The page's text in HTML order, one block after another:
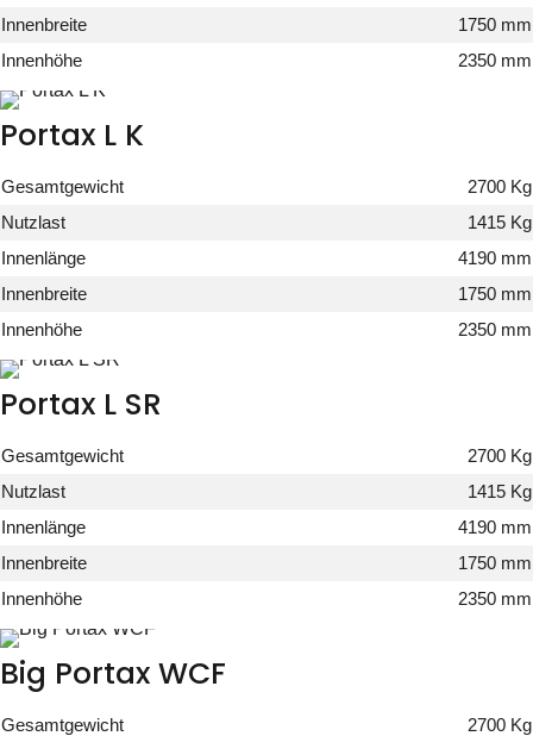
Innenbreite
1750 mm
Innenhöhe
2350 mm
Portax L K
Gesamtgewicht
2700 Kg
Nutzlast
1415 Kg
Innenlänge
4190 mm
Innenbreite
1750 mm
Innenhöhe
2350 mm
Portax L SR
Gesamtgewicht
2700 Kg
Nutzlast
1415 Kg
Innenlänge
4190 mm
Innenbreite
1750 mm
Innenhöhe
2350 mm
Big Portax WCF
Gesamtgewicht
2700 Kg